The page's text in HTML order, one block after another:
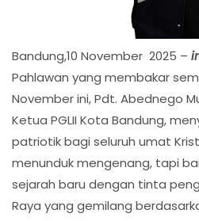
Bandung,10 November 2025 –
Pahlawan yang membakar
November ini, Pdt. Abednego
Ketua PGLII Kota Bandung,
patriotik bagi seluruh umat
menunduk mengenang, tapi
sejarah baru dengan tinta
Raya yang gemilang